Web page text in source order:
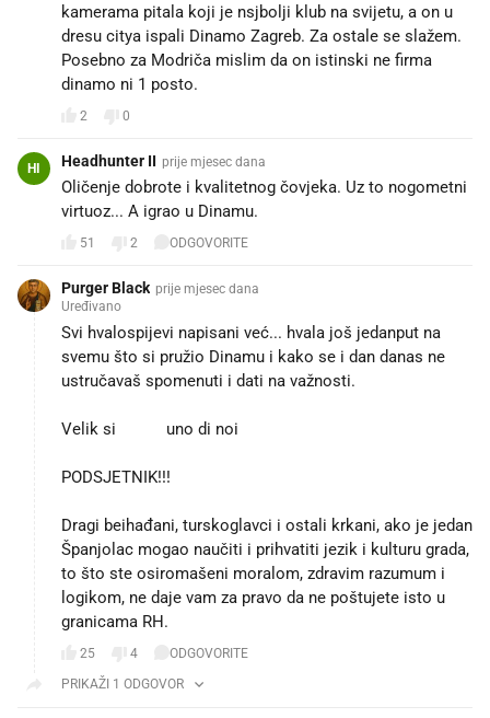
kamerama pitala koji je nsjbolji klub na svijetu, a on u
dresu citya ispali Dinamo Zagreb. Za ostale se slažem.
Posebno za Modriča mislim da on istinski ne firma
dinamo ni 1 posto.
2 0
HI Headhunter II prije mjesec dana
Oličenje dobrote i kvalitetnog čovjeka. Uz to nogometni
virtuoz... A igrao u Dinamu. 😉
51 2 ODGOVORITE
Purger Black prije mjesec dana
Uređivano
Svi hvalospijevi napisani već... hvala još jedanput na
svemu što si pružio Dinamu i kako se i dan danas ne
ustručavaš spomenuti i dati na važnosti.
Velik si 💙🔥 uno di noi
PODSJETNIK!!!
Dragi beihađani, turskoglavci i ostali krkani, ako je jedan
Španjolac mogao naučiti i prihvatiti jezik i kulturu grada,
to što ste osiromašeni moralom, zdravim razumum i
logikom, ne daje vam za pravo da ne poštujete isto u
granicama RH.
25 4
ODGOVORITE
PRIKAŽI 1 ODGOVOR